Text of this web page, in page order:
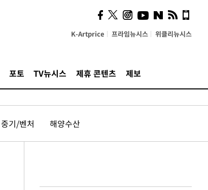
K-Artprice 프라임뉴시스 위클리뉴시스
포토 TV뉴시스 제휴 콘텐츠 제보
중기/벤처 해양수산
사이 해답 찾았죠"…알을
깨고 나온 '초자아'